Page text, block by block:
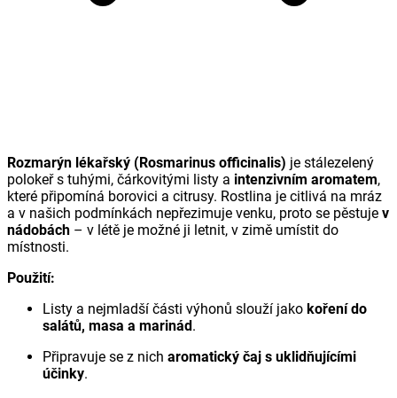
Rozmarýn lékařský (Rosmarinus officinalis) je stálezelený
polokeř s tuhými, čárkovitými listy a intenzivním aromatem,
které připomíná borovici a citrusy. Rostlina je citlivá na mráz
a v našich podmínkách nepřezimuje venku, proto se pěstuje v
nádobách – v létě je možné ji letnit, v zimě umístit do
místnosti.
Použití:
Listy a nejmladší části výhonů slouží jako koření do
salátů, masa a marinád.
Připravuje se z nich aromatický čaj s uklidňujícími
účinky.